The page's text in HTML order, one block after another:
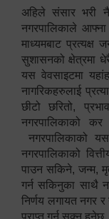
अहिले संसार भरी
नगरपालिकाले आफ्ना
माध्यमबाट
सुशासनको क्षेत्रमा
यस वेवसाइटमा
नागरिकहरुलाई
छीटो छरितो,
नगरपालिकाको
नगरपालिकाको
नगरपालिकाको
पाउन सकिने, जन्म,
गर्न सकिनुका साथै
निर्णय लगायत नगर